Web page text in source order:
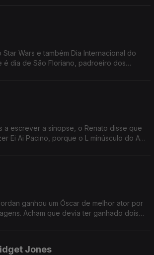
Wars e também Dia Internacional do
é dia de São Floriano, padroeiro dos
a escrever a sinopse, o Renato disse que
Ei Ai Pacino, porque o L minúsculo do Al
ganhou um Óscar de melhor ator por
Acham que devia ter ganhado dois?
Jones